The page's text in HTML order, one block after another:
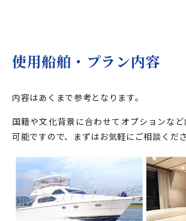
使用船舶・プラン内容
内容はあくまで参考となります。
国籍や文化背景に合わせてオプションな
可能ですので、まずはお気軽にご相談くださ